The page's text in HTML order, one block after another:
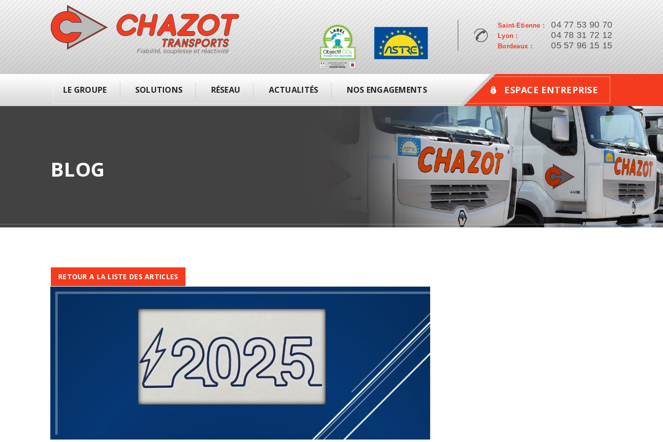
Saint-Etienne : 04 77 53 90 70
Lyon : 04 78 31 72 12
Bordeaux : 05 57 96 15 15
LE GROUPE SOLUTIONS RÉSEAU ACTUALITÉS NOS ENGAGEMENTS ESPACE ENTREPRISE
BLOG
RETOUR A LA LISTE DES ARTICLES